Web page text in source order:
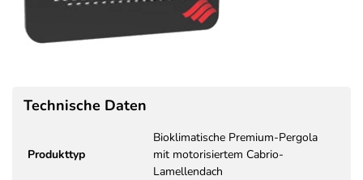
Technische Daten
Produkttyp
Bioklimatische Premium-Pergola
mit motorisiertem Cabrio-
Lamellendach